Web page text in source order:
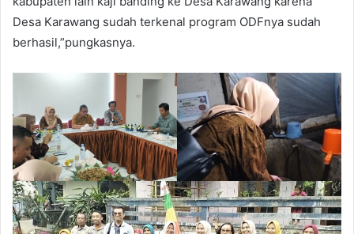
Desa Karawang sudah terkenal program ODFnya sudah
berhasil,”pungkasnya.